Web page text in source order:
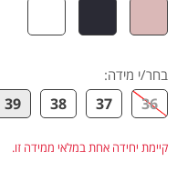
בחר/י מידה:
36
37
38
39
קיימת יחידה אחת במלאי ממידה זו.